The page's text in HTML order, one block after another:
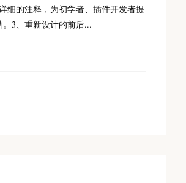
细的注释，为初学者、插件开发者提
3、重新设计的前后...